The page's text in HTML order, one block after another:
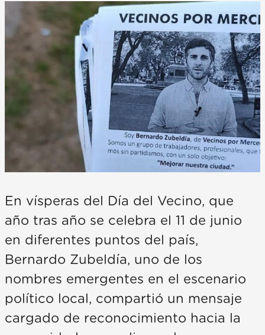
En vísperas del Día del Vecino, que
año tras año se celebra el 11 de junio
en diferentes puntos del país,
Bernardo Zubeldía, uno de los
nombres emergentes en el escenario
político local, compartió un mensaje
cargado de reconocimiento hacia la